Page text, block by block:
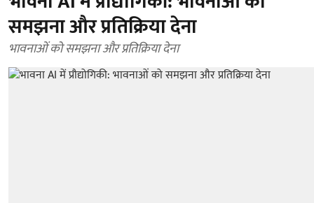
समझना और प्रतिक्रिया देना
भावनाओं को समझना और प्रतिक्रिया देना